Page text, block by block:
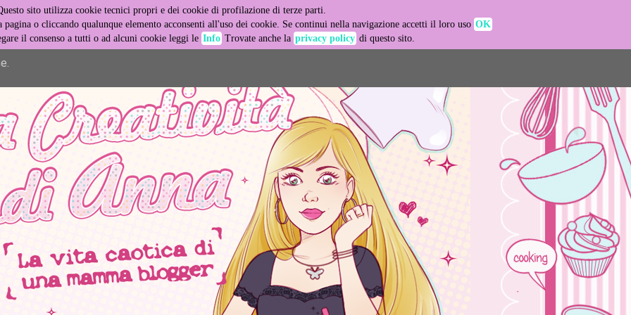
sito utilizza cookie tecnici propri e dei cookie di profilazione di terze parti.
pagina o cliccando qualunque elemento acconsenti all'uso dei cookie. Se continui nella navigazione accetti il loro uso OK
il consenso a tutti o ad alcuni cookie leggi le Info Trovate anche la privacy policy di questo sito.
its services and to analyze traffic. Your IP address and user-agent
and security metrics to ensure quality of service, generate usage
LEARN MORE